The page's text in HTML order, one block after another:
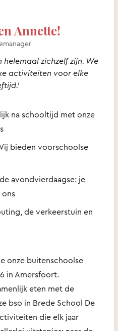
Annette!
helemaal zichzelf zijn. We
activiteiten voor elke
na schooltijd met onze
bieden voorschoolse
avondvierdaagse: je
de verkeerstuin en
onze buitenschoolse
in Amersfoort.
eten met de
bso in Brede School De
die elk jaar